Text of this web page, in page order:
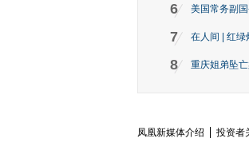
6 美国常务副
7 在人间 | 红绿
8 重庆姐弟坠
凤凰新媒体介绍 投资者